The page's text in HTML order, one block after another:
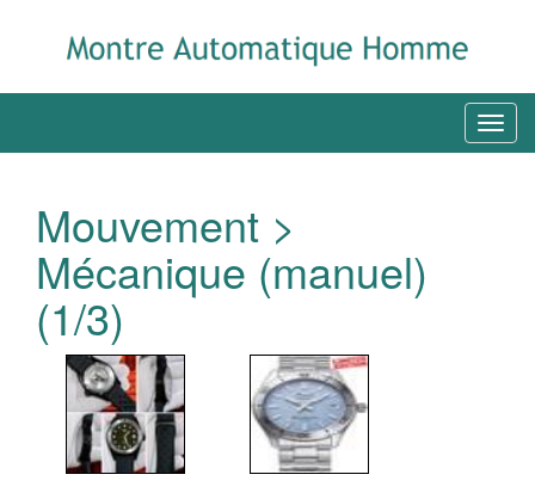
Mouvement >
Mécanique (manuel)
(1/3)